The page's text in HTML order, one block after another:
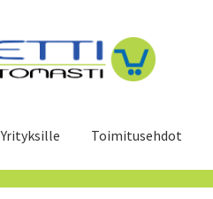
Yrityksille Toimitusehdot